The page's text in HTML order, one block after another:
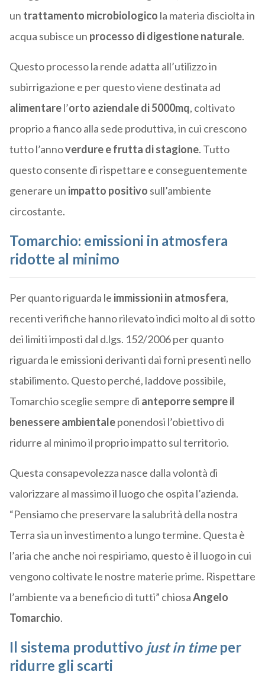
un trattamento microbiologico la materia disciolta in
acqua subisce un processo di digestione naturale.
Questo processo la rende adatta all’utilizzo in
subirrigazione e per questo viene destinata ad
alimentarel’orto aziendale di 5000mq, coltivato
proprio a fianco alla sede produttiva, in cui crescono
tutto l’annoverdure e frutta di stagione. Tutto
questo consente di rispettare e conseguentemente
generare un impatto positivo sull’ambiente
circostante.
Tomarchio: emissioni in atmosfera
ridotte al minimo
Per quanto riguarda le immissioni in atmosfera,
recenti verifiche hanno rilevato indici molto al di sotto
dei limiti imposti dal d.lgs. 152/2006 per quanto
riguarda le emissioni derivanti dai forni presenti nello
stabilimento. Questo perché, laddove possibile,
Tomarchio sceglie sempre di anteporre sempre il
benessere ambientaleponendosi l’obiettivo di
ridurre al minimo il proprio impatto sul territorio.
Questa consapevolezza nasce dalla volontà di
valorizzare al massimo il luogo che ospita l’azienda.
“Pensiamo che preservare la salubrità della nostra
Terra sia un investimento a lungo termine. Questa è
l’aria che anche noi respiriamo, questo è il luogo in cui
vengono coltivate le nostre materie prime. Rispettare
l’ambiente va a beneficio di tutti” chiosaAngelo
Tomarchio.
Il sistema produttivo just in timeper
ridurre gli scarti